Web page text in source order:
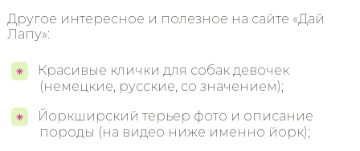
Другое интересное и полезное на сайте «Дай
Лапу»:
Красивые клички для собак девочек
(немецкие, русские, со значением);
Йоркширский терьер фото и описание
породы (на видео ниже именно йорк);